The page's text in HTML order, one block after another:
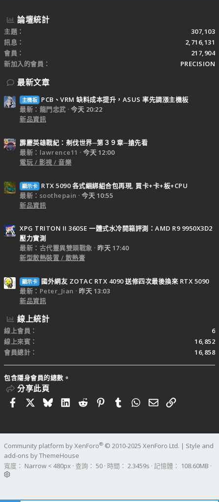
論壇統計
主題
307,103
訊息
2,716,131
會員
217,904
新加入的會員
PRECISION
最新文章
主機板
PCB、VRM 缺料成本提升，ASUS 率先調漲主機板
最新：龍門忠武
今天 20:22
新品資訊
霹靂英雄戰紀：刜伐世界─第３９章─搶先看
最新：lawrence11
今天 12:00
電玩 / 影視 / 音樂
顯示卡
RTX 5090 各式綑綁組合包再現, 買卡+卡+板+CPU
最新：soothepain
今天 10:55
新品資訊
XPG TRITON II 360SE 一體式水冷開箱評測：AMD R9 9950X3D2
壓力實測
最新：古代靈異雙頭戰象
昨天 17:40
新型散熱裝置 / 散熱膏
顯示卡
國外網友 ZOTAC RTX 4090 送修四次最後換來 RTX 5090
最新：Peter_Jian
昨天 13:03
新品資訊
線上統計
線上會員
6
線上來賓
16,852
會員總計
16,858
包含隱身會員的總數。
分享此頁
FacebookBlueskyLinkedIn
RedditPinterestTumblrWhatsApp
電子郵件
連結
Community platform by XenForo® © 2010-2025 XenForo Ltd. | Style and
add-ons by ThemeHouse
寬度
查詢 50 時間 2.3459s 記憶體 108.60MB